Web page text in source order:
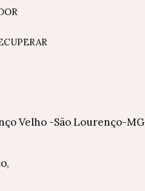
Velho -São Lourenço-MG